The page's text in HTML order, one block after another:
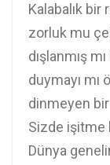
Kalabalık
zorluk mu
dışlanmış
duymayı mı
dinmeyen bir
Sizde işitme
Dünya